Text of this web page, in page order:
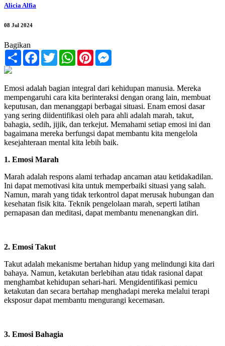
Alicia Alfia
08 Jul 2024
Bagikan
Share FacebookTwitterWhatsApp
Pinterest
Emosi adalah bagian integral dari kehidupan manusia. Mereka
mempengaruhi cara kita berinteraksi dengan orang lain, membuat
keputusan, dan menanggapi berbagai situasi. Enam emosi dasar
yang sering diidentifikasi oleh para ahli adalah marah, takut,
bahagia, sedih, jijik, dan terkejut. Memahami setiap emosi ini dan
bagaimana mereka berfungsi dapat membantu kita mengelola
kesejahteraan mental kita lebih baik.
1. Emosi Marah
Marah adalah respons alami terhadap ancaman atau ketidakadilan.
Ini dapat memotivasi kita untuk memperbaiki situasi yang salah.
Namun, marah yang tidak terkontrol dapat merusak hubungan dan
kesehatan fisik kita. Teknik pengelolaan marah, seperti latihan
pernapasan dan meditasi, dapat membantu menenangkan diri.
2. Emosi Takut
Takut adalah mekanisme bertahan hidup yang melindungi kita dari
bahaya. Namun, ketakutan berlebihan atau tidak rasional dapat
menghambat kehidupan sehari-hari. Mengidentifikasi pemicu
ketakutan dan secara bertahap menghadapi mereka melalui terapi
eksposur dapat membantu mengurangi kecemasan.
3. Emosi Bahagia